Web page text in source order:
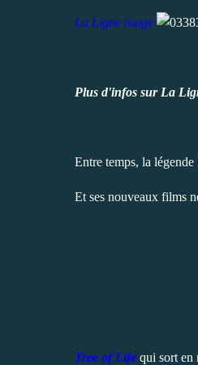
La Ligne rouge
Plus d'infos sur La
Entre temps, la
Et ses nouveaux films
Tree of Life qui sort en